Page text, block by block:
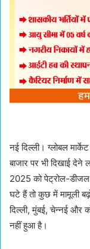
नई दिल्ली। ग्लोबल
बाजार पर भी दिखाई
2025 को पेट्रोल-
घटे हैं तो कुछ में मामूली
दिल्ली, मुंबई, चेन्नई और
नहीं हुआ है।